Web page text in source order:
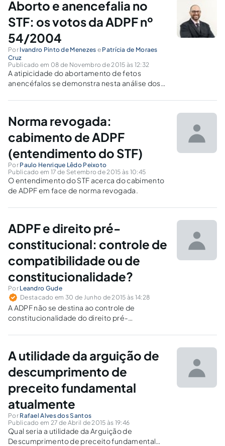
Aborto e anencefalia no
STF: os votos da ADPF nº
54/2004
Por Ivandro Pinto de Menezes e Patrícia de Moraes
Cruz
Publicado em 08 de Novembro de 2015 às 12:32
A atipicidade do abortamento de fetos
anencéfalos se demonstra nesta análise dos
Arguição de Descumprimento de Preceito
Norma revogada:
cabimento de ADPF
(entendimento do STF)
Por Paulo Henrique Lêdo Peixoto
Publicado em 17 de Setembro de 2015 às 10:45
O entendimento do STF acerca do cabimento
de ADPF em face de norma revogada.
ADPF e direito pré-
constitucional: controle de
compatibilidade ou de
constitucionalidade?
Por Leandro Gude
Destacado em 30 de Junho de 2015 às 14:28
A ADPF não se destina ao controle de
constitucionalidade do direito pré-
Constitucional, pela via concentrada, para
conforme o entendimento da jurisprudência,
analisado neste artigo.
A utilidade da arguição de
descumprimento de
preceito fundamental
atualmente
Por Rafael Alves dos Santos
Publicado em 27 de Abril de 2015 às 19:46
Qual seria a utilidade da Arguição de
Descumprimento de preceito fundamental